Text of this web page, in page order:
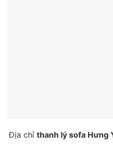
Địa chỉ thanh lý sofa Hưng